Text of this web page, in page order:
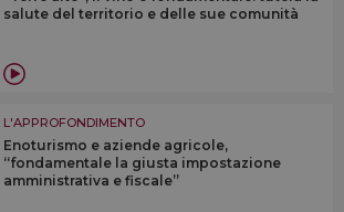
salute del territorio e delle sue comunità
L'APPROFONDIMENTO
Enoturismo e aziende agricole,
“fondamentale la giusta impostazione
amministrativa e fiscale”